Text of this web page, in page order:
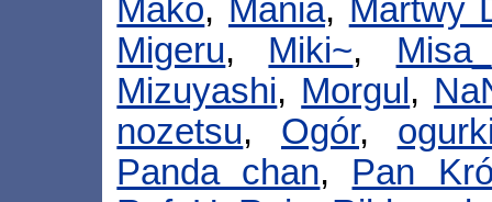
Mako, Mania, Martwy
Migeru, Miki~, Misa_
Mizuyashi, Morgul ,
nozetsu, Ogór,
Panda chan, Pan